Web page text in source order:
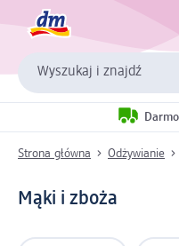
Wyszukaj i znajdź
Strona główna Odżywianie
Mąki i zboża